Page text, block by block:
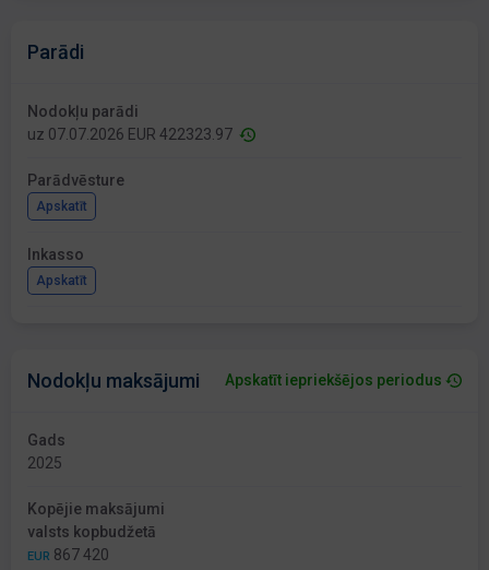
Parādi
Nodokļu parādi
uz 07.07.2026 EUR 422323.97
Parādvēsture
Apskatīt
Inkasso
Apskatīt
Nodokļu maksājumi Apskatīt iepriekšējos periodus
Gads
2025
Kopējie maksājumi
valsts kopbudžetā
EUR 867 420